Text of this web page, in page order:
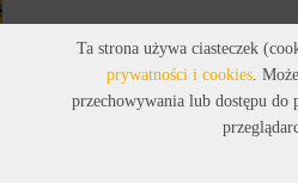
Ta strona używa ciasteczek
prywatności i cookies.
przechowywania lub dostępu